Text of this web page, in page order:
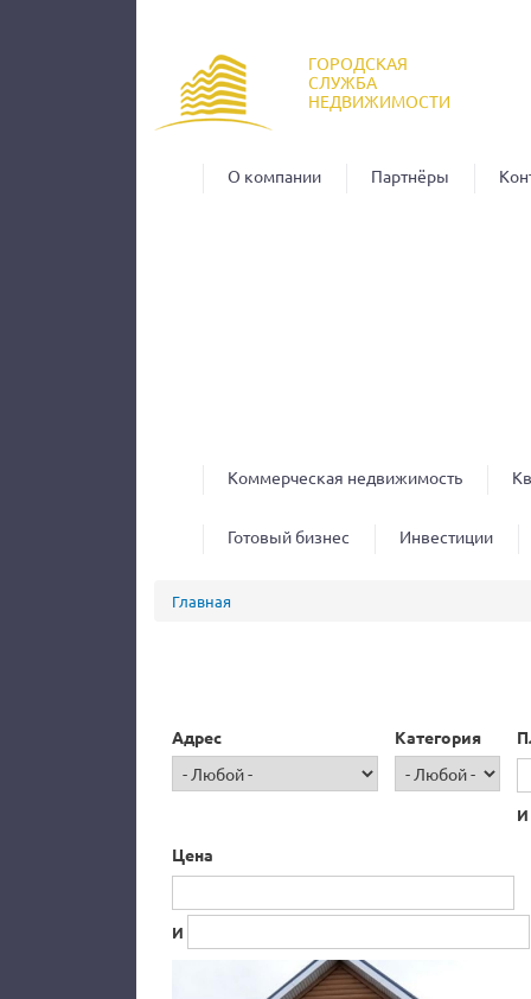
ГОРОДСКАЯ
СЛУЖБА
НЕДВИЖИМОСТИ
О компании Партнёры
Коммерческая недвижимость
Готовый бизнес Инвестиции
Вы здесь
Главная
Адрес Категория
И
Цена
И